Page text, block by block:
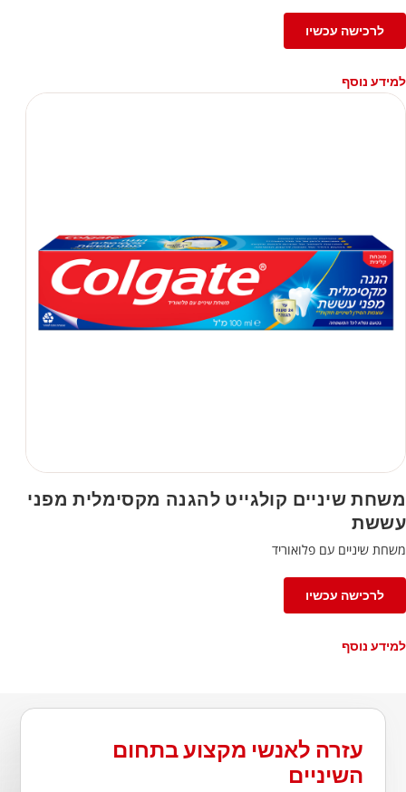
לרכישה עכשיו
למידע נוסף
משחת שיניים קולגייט להגנה מקסימלית מפני
עששת
משחת שיניים עם פלואוריד
לרכישה עכשיו
למידע נוסף
עזרה לאנשי מקצוע בתחום
השיניים